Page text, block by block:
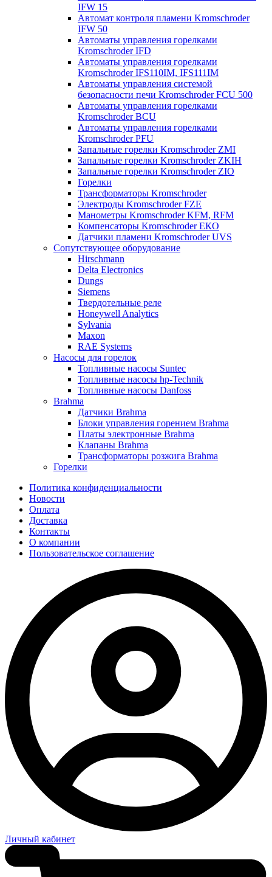
IFW 15
Автомат контроля пламени Kromschroder
IFW 50
Автоматы управления горелками
Kromschroder IFD
Автоматы управления горелками
Kromschroder IFS110IM, IFS111IM
Автоматы управления системой
безопасности печи Kromschroder FCU 500
Автоматы управления горелками
Kromschroder BCU
Автоматы управления горелками
Kromschroder PFU
Запальные горелки Kromschroder ZМI
Запальные горелки Kromschroder ZKIH
Запальные горелки Kromschroder ZIO
Горелки
Трансформаторы Kromschroder
Электроды Kromschroder FZE
Манометры Kromschroder KFM, RFM
Компенсаторы Kromschroder ЕКО
Датчики пламени Kromschroder UVS
Сопутствующее оборудование
Hirschmann
Delta Electronics
Dungs
Siemens
Твердотельные реле
Honeywell Analytics
Sylvania
Maxon
RAE Systems
Насосы для горелок
Топливные насосы Suntec
Топливные насосы hp-Technik
Топливные насосы Danfoss
Brahma
Датчики Brahma
Блоки управления горением Brahma
Платы электронные Brahma
Клапаны Brahma
Трансформаторы розжига Brahma
Горелки
Политика конфиденциальности
Новости
Оплата
Доставка
Контакты
О компании
Пользовательское соглашение
Личный кабинет